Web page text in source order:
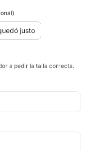
justo
a pedir la talla correcta.